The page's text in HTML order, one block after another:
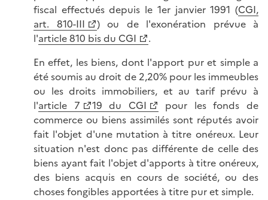
fiscal effectués depuis le 1er janvier 1991 (CGI,
art. 810-III
) ou de l'exonération prévue à
l'article 810 bis du CGI
.
En effet, les biens, dont l'apport pur et simple a
été soumis au droit de 2,20% pour les immeubles
ou les droits immobiliers, et au tarif prévu à
l'article 7 19 du CGI
pour les fonds de
commerce ou biens assimilés sont réputés avoir
fait l'objet d'une mutation à titre onéreux. Leur
situation n'est donc pas différente de celle des
biens ayant fait l'objet d'apports à titre onéreux,
des biens acquis en cours de société, ou des
choses fongibles apportées à titre pur et simple.